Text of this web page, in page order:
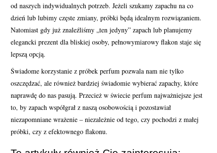
od naszych indywidualnych potrzeb. Jeżeli szukamy zapachu na co
dzień lub lubimy częste zmiany, próbki będą idealnym rozwiązaniem.
Natomiast gdy już znaleźliśmy „ten jedyny” zapach lub planujemy
elegancki prezent dla bliskiej osoby, pełnowymiarowy flakon staje się
lepszą opcją.
Świadome korzystanie z próbek perfum pozwala nam nie tylko
oszczędzać, ale również bardziej świadomie wybierać zapachy, które
naprawdę do nas pasują. Przecież w świecie perfum najważniejsze jest
to, by zapach współgrał z naszą osobowością i pozostawiał
niezapomniane wrażenie – niezależnie od tego, czy pochodzi z małej
próbki, czy z efektownego flakonu.